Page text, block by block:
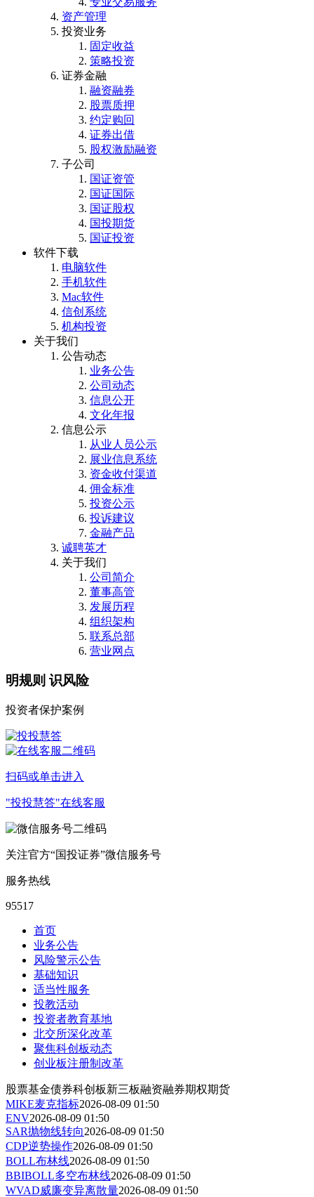
资产管理
投资业务
固定收益
策略投资
证券金融
融资融券
股票质押
约定购回
证券出借
股权激励融资
子公司
国证资管
国证国际
国证股权
国投期货
国证投资
软件下载
电脑软件
手机软件
Mac软件
信创系统
机构投资
关于我们
公告动态
业务公告
公司动态
信息公开
文化年报
信息公示
从业人员公示
展业信息系统
资金收付渠道
佣金标准
投资公示
投诉建议
金融产品
诚聘英才
关于我们
公司简介
董事高管
发展历程
组织架构
联系总部
营业网点
明规则 识风险
投资者保护案例
扫码或单击进入
"投投慧答"在线客服
关注官方“国投证券”微信服务号
服务热线
95517
首页
业务公告
风险警示公告
基础知识
适当性服务
投教活动
投资者教育基地
北交所深化改革
聚焦科创板动态
创业板注册制改革
股票基金债券科创板新三板融资融券期权期货
MIKE麦克指标2026-08-09 01:50
ENV2026-08-09 01:50
SAR抛物线转向2026-08-09 01:50
CDP逆势操作2026-08-09 01:50
BOLL布林线2026-08-09 01:50
BBIBOLL多空布林线2026-08-09 01:50
WVAD威廉变异离散量2026-08-09 01:50